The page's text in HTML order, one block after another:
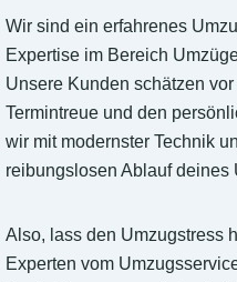
Wir sind ein erfahrenes
Expertise im Bereich
Unsere Kunden schätzen
Termintreue und den
wir mit modernster Technik
reibungslosen Ablauf deines
Also, lass den Umzugstress
Experten vom